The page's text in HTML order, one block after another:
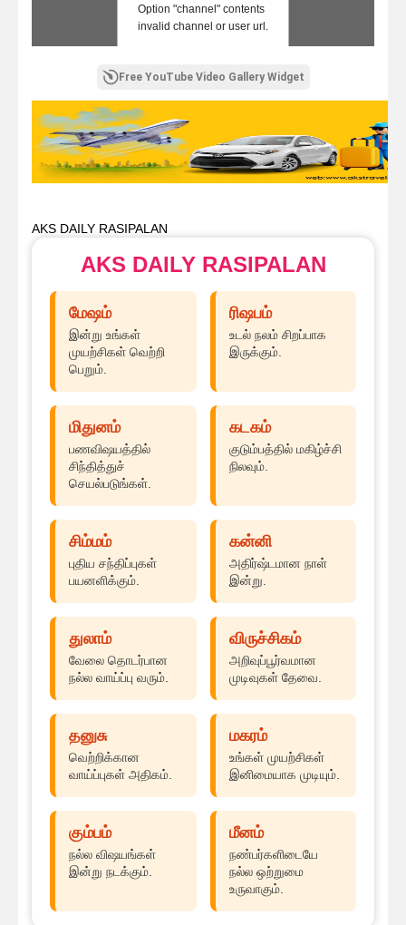
Option "channel" contents
invalid channel or user url.
Free YouTube Video Gallery Widget
AKS DAILY RASIPALAN
AKS DAILY RASIPALAN
மேஷம்
இன்று உங்கள்
முயற்சிகள் வெற்றி
பெறும்.
ரிஷபம்
உடல் நலம் சிறப்பாக
இருக்கும்.
மிதுனம்
பணவிஷயத்தில்
சிந்தித்துச்
செயல்படுங்கள்.
கடகம்
குடும்பத்தில் மகிழ்ச்சி
நிலவும்.
சிம்மம்
புதிய சந்திப்புகள்
பயனளிக்கும்.
கன்னி
அதிர்ஷ்டமான நாள்
இன்று.
துலாம்
வேலை தொடர்பான
நல்ல வாய்ப்பு வரும்.
விருச்சிகம்
அறிவுப்பூர்வமான
முடிவுகள் தேவை.
தனுசு
வெற்றிக்கான
வாய்ப்புகள் அதிகம்.
மகரம்
உங்கள் முயற்சிகள்
இனிமையாக முடியும்.
கும்பம்
நல்ல விஷயங்கள்
இன்று நடக்கும்.
மீனம்
நண்பர்களிடையே
நல்ல ஒற்றுமை
உருவாகும்.